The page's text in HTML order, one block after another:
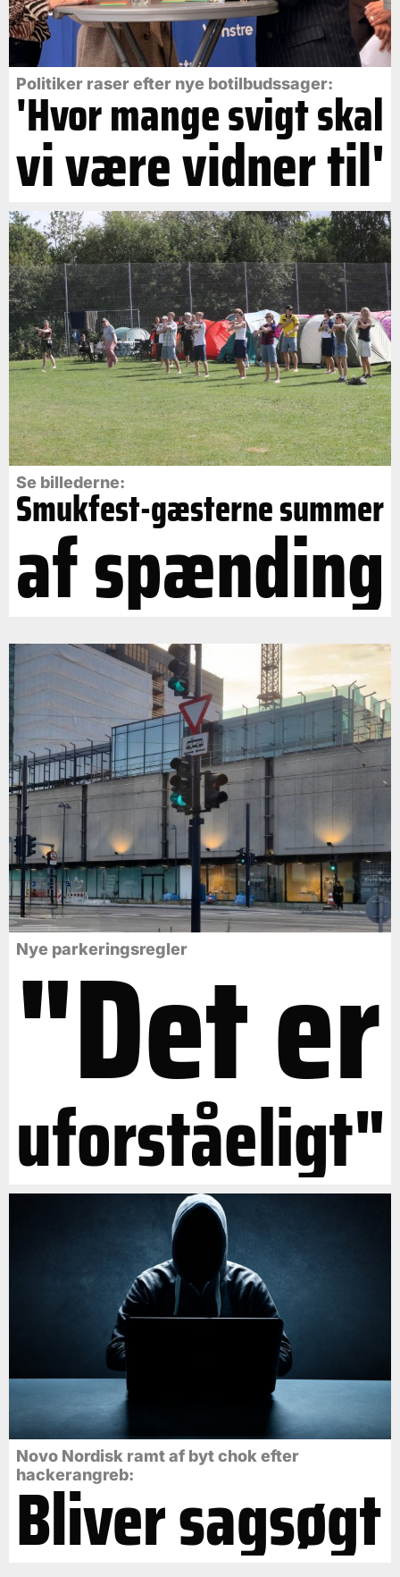
Politiker raser efter nye botilbudssager:
'Hvor mange svigt skal
vi være vidner til'
Se billederne:
Smukfest-gæsterne summer
af spænding
Nye parkeringsregler
"Det er
uforståeligt"
Novo Nordisk ramt af byt chok efter
hackerangreb:
Bliver sagsøgt